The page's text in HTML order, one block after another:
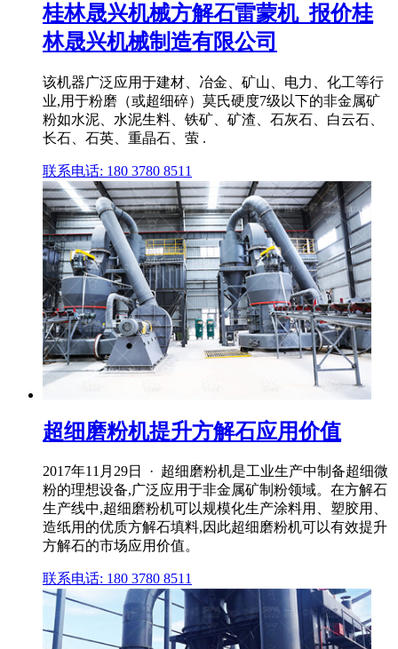
桂林晟兴机械方解石雷蒙机_报价桂
林晟兴机械制造有限公司
该机器广泛应用于建材、冶金、矿山、电力、化工等行
业,用于粉磨（或超细碎）莫氏硬度7级以下的非金属矿
粉如水泥、水泥生料、铁矿、矿渣、石灰石、白云石、
长石、石英、重晶石、萤 .
联系电话: 180 3780 8511
超细磨粉机提升方解石应用价值
2017年11月29日 · 超细磨粉机是工业生产中制备超细微
粉的理想设备,广泛应用于非金属矿制粉领域。在方解石
生产线中,超细磨粉机可以规模化生产涂料用、塑胶用、
造纸用的优质方解石填料,因此超细磨粉机可以有效提升
方解石的市场应用价值。
联系电话: 180 3780 8511